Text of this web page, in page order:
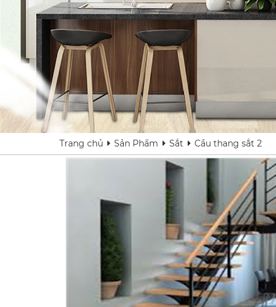
Trang chủ Sản Phẩm Sắt Cầu thang sắt 2